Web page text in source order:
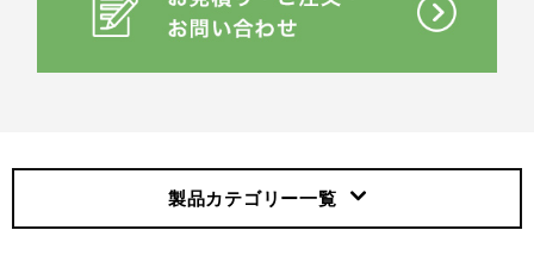
製品カテゴリー一覧